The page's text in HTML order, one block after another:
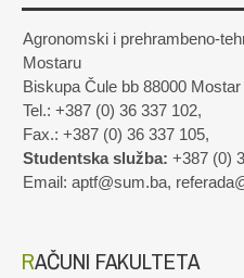
Agronomski i prehrambeno-
Mostaru
Biskupa Čule bb 88000 Mostar
Tel.: +387 (0) 36 337 102,
Fax.: +387 (0) 36 337 105,
Studentska služba: +387 (0)
Email: aptf@sum.ba,
RAČUNI FAKULTETA